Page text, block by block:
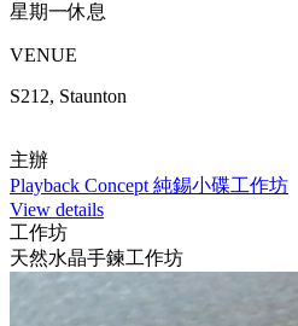
星期一休息
VENUE
S212, Staunton
主辦
Playback Concept 純錫小碟工作坊
View details
工作坊
天然水晶手鍊工作坊